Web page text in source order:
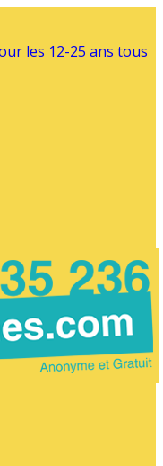
les 12-25 ans tous